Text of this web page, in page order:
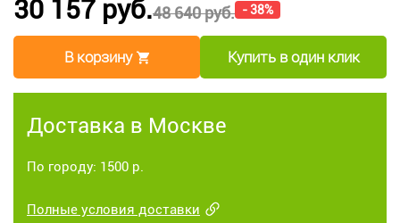
48 640 руб. - 38%
30 157 руб.
В корзину Купить в один клик
Доставка в Москве
По городу: 1500 р.
Полные условия доставки